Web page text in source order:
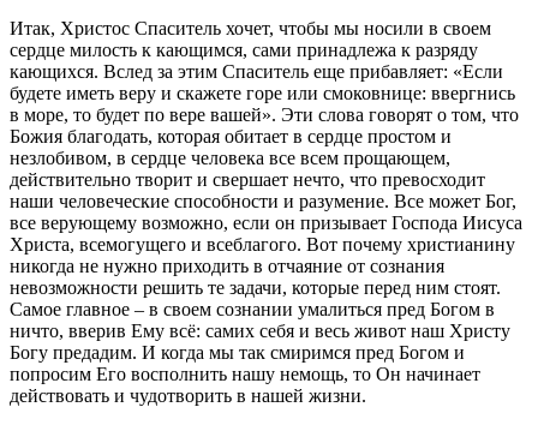
Итак, Христос Спаситель хочет, чтобы мы носили в своем
сердце милость к кающимся, сами принадлежа к разряду
кающихся. Вслед за этим Спаситель еще прибавляет: «Если
будете иметь веру и скажете горе или смоковнице: ввергнись
в море, то будет по вере вашей». Эти слова говорят о том, что
Божия благодать, которая обитает в сердце простом и
незлобивом, в сердце человека все всем прощающем,
действительно творит и свершает нечто, что превосходит
наши человеческие способности и разумение. Все может Бог,
все верующему возможно, если он призывает Господа Иисуса
Христа, всемогущего и всеблагого. Вот почему христианину
никогда не нужно приходить в отчаяние от сознания
невозможности решить те задачи, которые перед ним стоят.
Самое главное – в своем сознании умалиться пред Богом в
ничто, вверив Ему всё: самих себя и весь живот наш Христу
Богу предадим. И когда мы так смиримся пред Богом и
попросим Его восполнить нашу немощь, то Он начинает
действовать и чудотворить в нашей жизни.